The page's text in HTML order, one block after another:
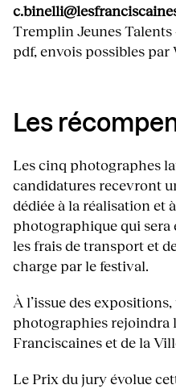
Tremplin Jeunes
pdf, envois possibles par
Les
Les cinq photographes
candidatures recevront
dédiée à la réalisation et
photographique qui sera
les frais de transport et
charge par le festival.
À l’issue des
photographies rejoindra
Franciscaines et de la
Le Prix du jury évolue